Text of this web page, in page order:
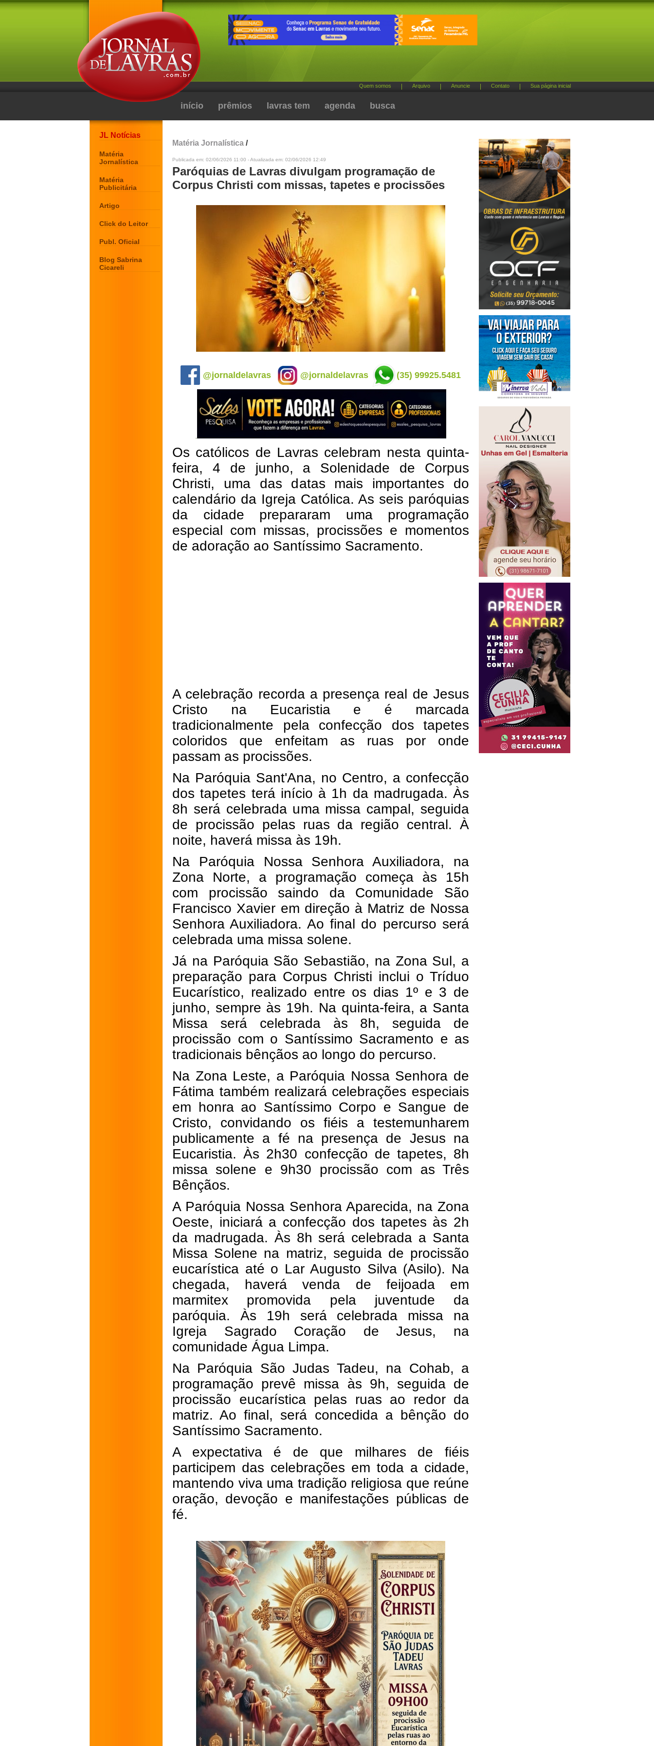
Quem somos Arquivo Anuncie Contato Sua página inicial
início prêmios lavras tem agenda busca
JL Notícias
Matéria
Jornalística
Matéria
Publicitária
Artigo
Click do Leitor
Publ. Oficial
Blog Sabrina
Cicareli
Matéria Jornalística /
Publicada em: 02/06/2026 11:00 - Atualizada em: 02/06/2026 12:49
Paróquias de Lavras divulgam programação de
Corpus Christi com missas, tapetes e procissões
@jornaldelavras @jornaldelavras (35) 99925.5481
Os católicos de Lavras celebram nesta quinta-
feira, 4 de junho, a Solenidade de Corpus
Christi, uma das datas mais importantes do
calendário da Igreja Católica. As seis paróquias
da cidade prepararam uma programação
especial com missas, procissões e momentos
de adoração ao Santíssimo Sacramento.
A celebração recorda a presença real de Jesus
Cristo na Eucaristia e é marcada
tradicionalmente pela confecção dos tapetes
coloridos que enfeitam as ruas por onde
passam as procissões.
Na Paróquia Sant'Ana, no Centro, a confecção
dos tapetes terá início à 1h da madrugada. Às
8h será celebrada uma missa campal, seguida
de procissão pelas ruas da região central. À
noite, haverá missa às 19h.
Na Paróquia Nossa Senhora Auxiliadora, na
Zona Norte, a programação começa às 15h
com procissão saindo da Comunidade São
Francisco Xavier em direção à Matriz de Nossa
Senhora Auxiliadora. Ao final do percurso será
celebrada uma missa solene.
Já na Paróquia São Sebastião, na Zona Sul, a
preparação para Corpus Christi inclui o Tríduo
Eucarístico, realizado entre os dias 1º e 3 de
junho, sempre às 19h. Na quinta-feira, a Santa
Missa será celebrada às 8h, seguida de
procissão com o Santíssimo Sacramento e as
tradicionais bênçãos ao longo do percurso.
Na Zona Leste, a Paróquia Nossa Senhora de
Fátima também realizará celebrações especiais
em honra ao Santíssimo Corpo e Sangue de
Cristo, convidando os fiéis a testemunharem
publicamente a fé na presença de Jesus na
Eucaristia. Às 2h30 confecção de tapetes, 8h
missa solene e 9h30 procissão com as Três
Bênçãos.
A Paróquia Nossa Senhora Aparecida, na Zona
Oeste, iniciará a confecção dos tapetes às 2h
da madrugada. Às 8h será celebrada a Santa
Missa Solene na matriz, seguida de procissão
eucarística até o Lar Augusto Silva (Asilo). Na
chegada, haverá venda de feijoada em
marmitex promovida pela juventude da
paróquia. Às 19h será celebrada missa na
Igreja Sagrado Coração de Jesus, na
comunidade Água Limpa.
Na Paróquia São Judas Tadeu, na Cohab, a
programação prevê missa às 9h, seguida de
procissão eucarística pelas ruas ao redor da
matriz. Ao final, será concedida a bênção do
Santíssimo Sacramento.
A expectativa é de que milhares de fiéis
participem das celebrações em toda a cidade,
mantendo viva uma tradição religiosa que reúne
oração, devoção e manifestações públicas de
fé.